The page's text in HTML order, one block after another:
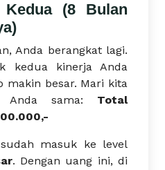
(8 Bulan
Anda berangkat lagi.
kedua kinerja Anda
makin besar. Mari kita
Anda sama: Total
masuk ke level
. Dengan uang ini, di